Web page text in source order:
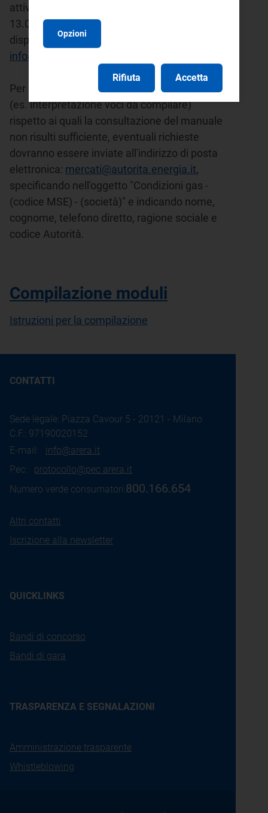
attivo dal lunedì al venerdì dalle 9.00 alle
13.00 e dalle 14.00 alle 18.00. E' inoltre
disponibile l'indirizzo di posta elettronica:
infoanagrafica@autorita.energia.it
Per chiarimenti sui
della raccolta
(es. interpretazione voci da compilare)
rispetto ai quali la consultazione del manuale
non risulti sufficiente, eventuali richieste
dovranno essere inviate all'indirizzo di posta
elettronica: mercati@autorita.energia.it,
specificando nell'oggetto "Condizioni gas -
(codice MSE) - (società)" e indicando nome,
cognome, telefono diretto, ragione sociale e
codice Autorità.
Compilazione moduli
Istruzioni per la compilazione
CONTATTI
Sede legale: Piazza Cavour 5 - 20121 - Milano
C.F.: 97190020152
E-mail: info@arera.it
Pec: protocollo@pec.arera.it
Numero verde consumatori:800.166.654
Altri contatti
Iscrizione alla newsletter
QUICKLINKS
Bandi di concorso
Bandi di gara
TRASPARENZA E SEGNALAZIONI
Amministrazione trasparente
Whistleblowing
Opzioni
Rifiuta Accetta